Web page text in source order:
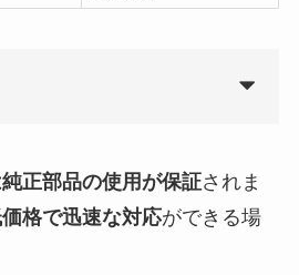
正部品の使用が保証されま
格で迅速な対応ができる場